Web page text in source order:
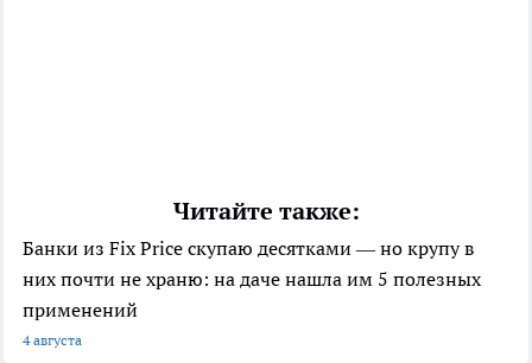
Читайте также:
Банки из Fix Price скупаю десятками — но крупу в
них почти не храню: на даче нашла им 5 полезных
применений
4 августа